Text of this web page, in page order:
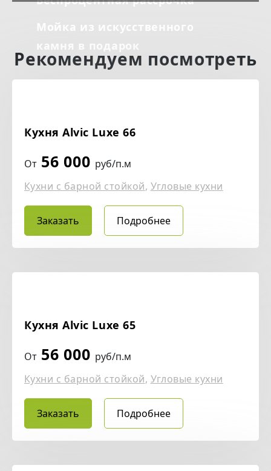
Мойка из искусственного
камня в подарок
Рекомендуем посмотреть
Кухня Alvic Luxe 66
От 56 000 руб/п.м
Кухни с барной стойкой, Угловые кухни
Заказать Подробнее
Кухня Alvic Luxe 65
От 56 000 руб/п.м
Кухни с барной стойкой, Угловые кухни
Заказать Подробнее